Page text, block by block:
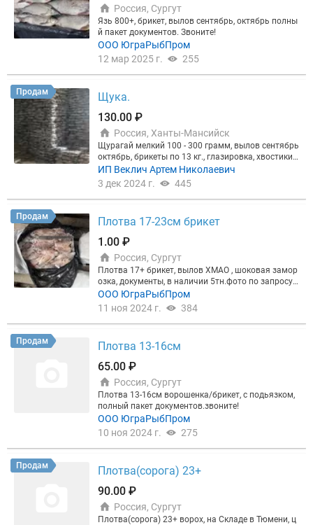
Россия, Сургут
Язь 800+, брикет, вылов сентябрь, октябрь полны
й пакет документов. Звоните!
ООО ЮграРыбПром
12 мар 2025 г.
255
Продам
Щука.
130.00 ₽
Россия, Ханты-Мансийск
Щурагай мелкий 100 - 300 грамм, вылов сентябрь
октябрь, брикеты по 13 кг., глазировка, хвостики
и пёрышки целые, заморозка шоковая, от места в
ылова до заморозки 1 час, качество наилучшее, в
наличие 40 тонн, отгрузка от 5 тонн. Меркурий ес
ть. Цена 130 безнал, от объема скидки. Предприя
ить по указанным номерам. Видео рыбалки и как
происходит вылов по запросу. Так же есть щука 5
00 - 800 объём 4 тонны и 800 + объём 2 тонны, це
на 200 руб.
ИП Веклич Артем Николаевич
3 дек 2024 г.
445
Продам
Плотва 17-23см брикет
1.00 ₽
Россия, Сургут
Плотва 17+ брикет, вылов ХМАО , шоковая замор
озка, документы, в наличии 5тн.фото по запросу.
Звоните!
ООО ЮграРыбПром
11 ноя 2024 г.
384
Продам
Плотва 13-16см
65.00 ₽
Россия, Сургут
Плотва 13-16см ворошенка/брикет, с подьязком,
полный пакет документов.звоните!
ООО ЮграРыбПром
10 ноя 2024 г.
275
Продам
Плотва(сорога) 23+
90.00 ₽
Россия, Сургут
Плотва(сорога) 23+ ворох, на Складе в Тюмени, ц